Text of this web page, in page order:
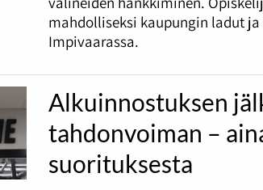
mahdolliseksi kaupungin ladut
Impivaarassa.
Alkuinnostuksen
tahdonvoiman –
suorituksesta